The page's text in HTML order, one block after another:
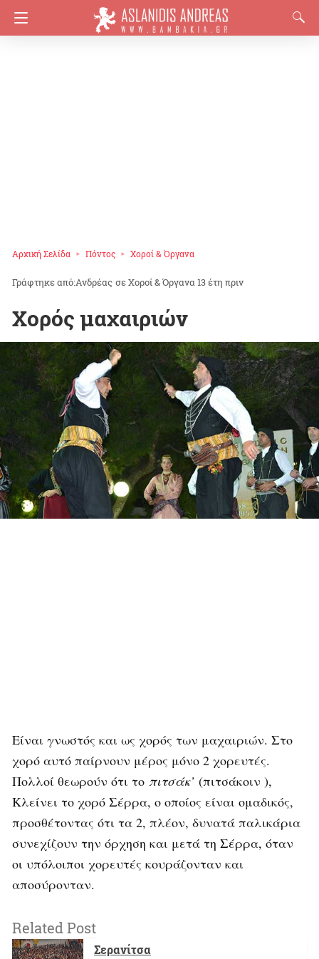
Αρχική Σελίδα Πόντος Χοροί & Όργανα
Ανδρέας σεΧοροί & Όργανα13 έτη πριν
Χορός μαχαιριών
Είναι γνωστός και ως χορός των μαχαιριών. Στο
χορό αυτό παίρνουν μέρος μόνο 2 χορευτές.
Πολλοί θεωρούν ότι το πιτσάκ’ (πιτσάκοιν ),
Κλείνει το χορό Σέρρα, ο οποίος είναι ομαδικός,
προσθέτοντας ότι τα 2, πλέον, δυνατά παλικάρια
συνεχίζουν την όρχηση και μετά τη Σέρρα, όταν
οι υπόλοιποι χορευτές κουράζονταν και
αποσύρονταν.
Related Post
Σερανίτσα